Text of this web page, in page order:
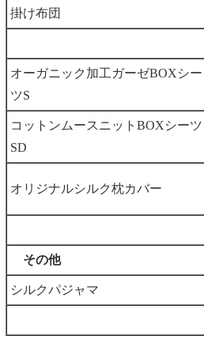
掛け布団
オーガニック加工ガーゼBOXシー
ツS
コットンムースニットBOXシーツ
SD
オリジナルシルク枕カバー
その他
シルクパジャマ